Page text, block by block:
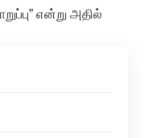
என்று அதில்